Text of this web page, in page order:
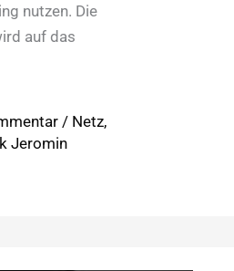
nutzen. Die
auf das
/ Netz,
Jeromin